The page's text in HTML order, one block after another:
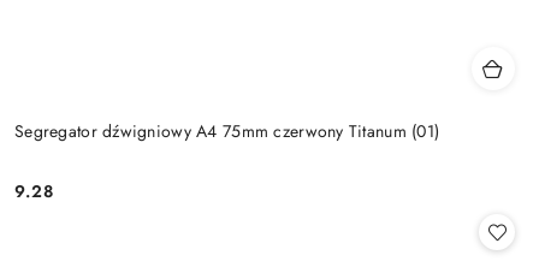
Segregator dźwigniowy A4 75mm czerwony Titanum (01)
Cena:
9.28